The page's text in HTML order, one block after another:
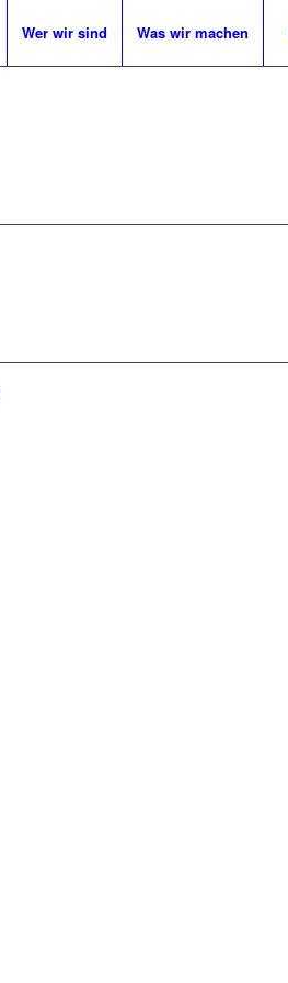
Wer wir sind Was wir machen